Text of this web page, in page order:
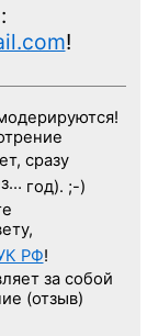
!
сразу
год). ;-)
РФ!
за собой
(отзыв)